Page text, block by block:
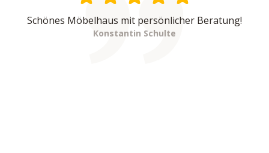
Schönes Möbelhaus mit persönlicher Beratung!
Konstantin Schulte